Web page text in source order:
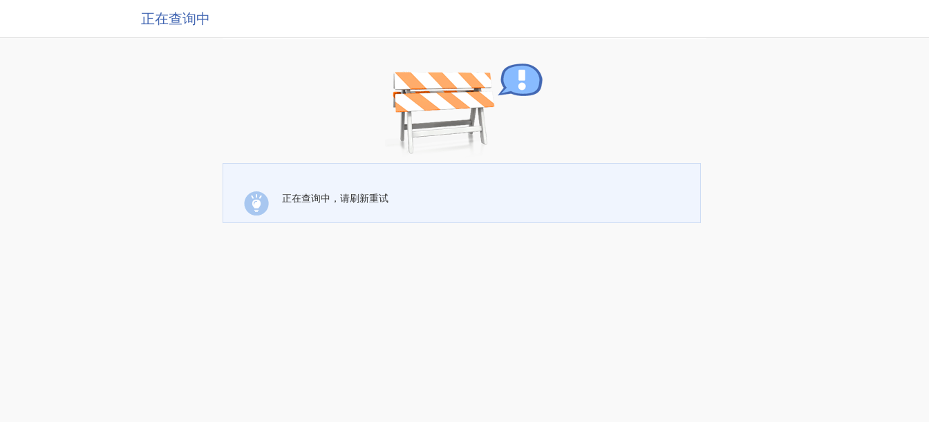
正在查询中
正在查询中，请刷新重试